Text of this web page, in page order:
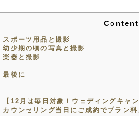
スポーツ用品と撮影
幼少期の頃の写真と撮影
楽器と撮影
最後に
【12月は毎日対象！ウェディングキャン
カウンセリング当日にご成約でプラン